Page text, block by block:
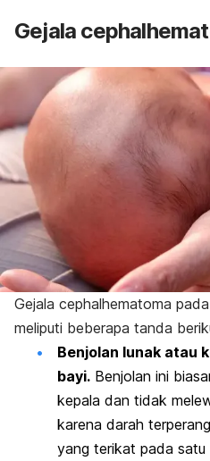
Gejala
Gejala cephalhematoma pada
meliputi beberapa tanda
Benjolan lunak atau
bayi. Benjolan ini
kepala dan tidak
karena darah
yang terikat pada satu